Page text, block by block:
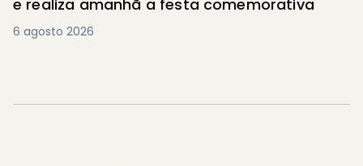
e realiza amanhã a festa comemorativa
6 agosto 2026